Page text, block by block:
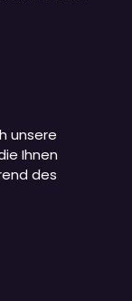
unsere
Ihnen
des